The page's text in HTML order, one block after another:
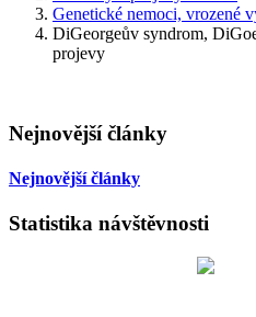
Genetické nemoci, vrozené
DiGeorgeův syndrom,
projevy
Nejnovější články
Nejnovější články
Statistika návštěvnosti